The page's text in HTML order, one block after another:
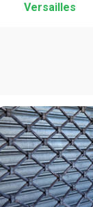
Versailles